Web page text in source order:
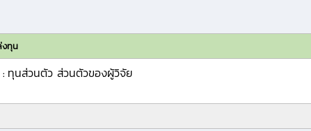
งทุน
: ทุนส่วนตัว ส่วนตัวของผู้วิจัย